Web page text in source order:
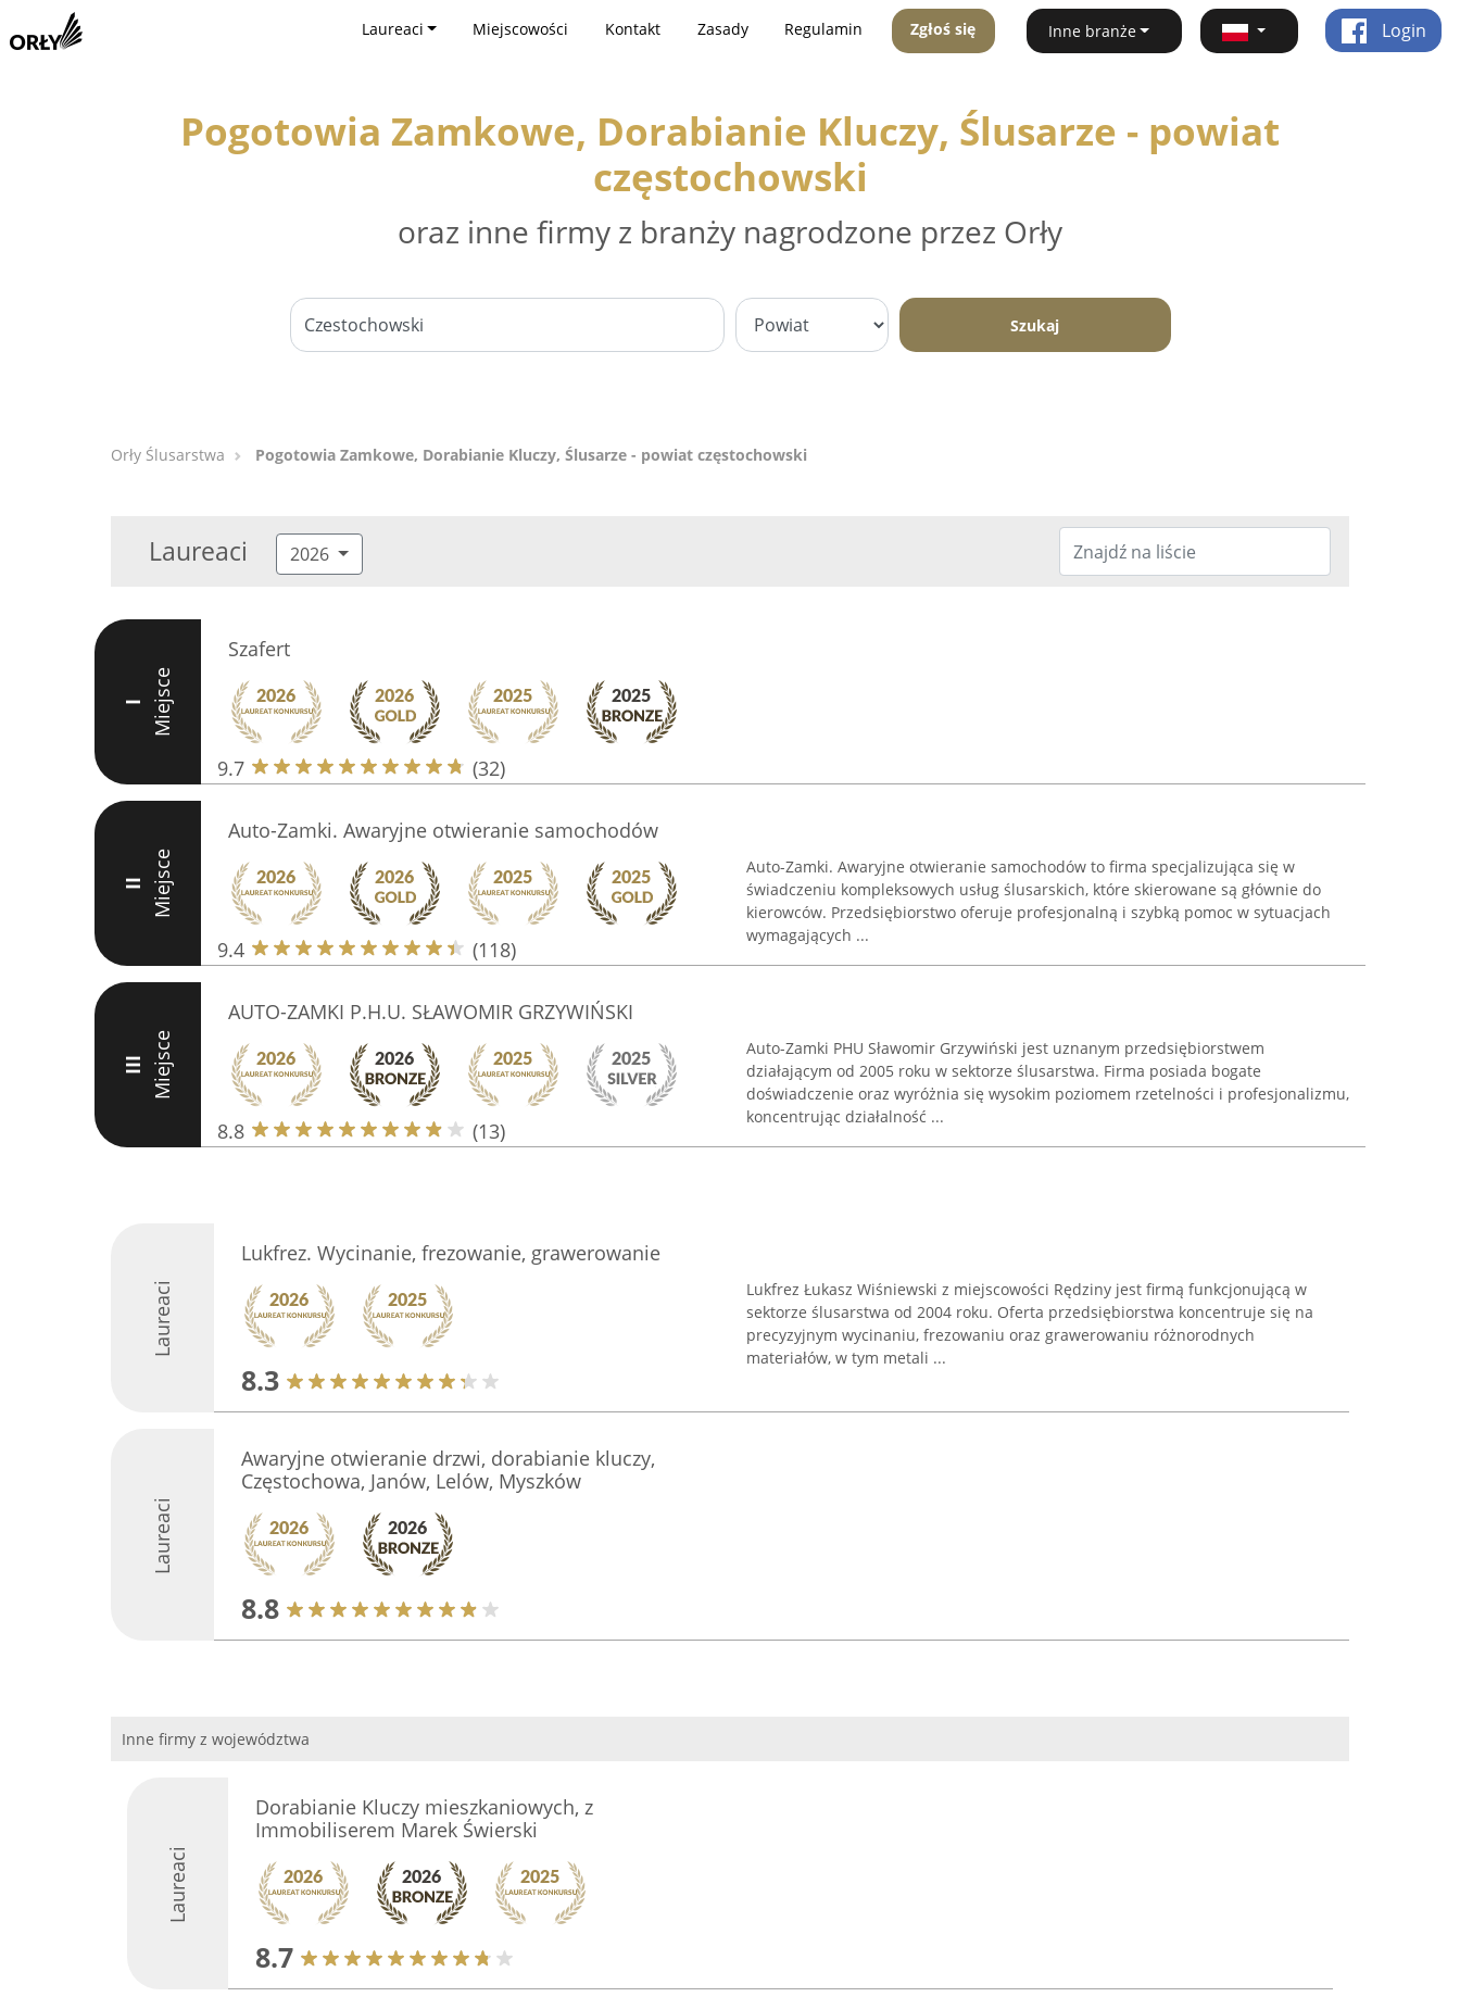
Laureaci Miejscowości Kontakt Zasady Regulamin Zgłoś się Inne branże Login
Pogotowia Zamkowe, Dorabianie Kluczy, Ślusarze - powiat
częstochowski
oraz inne firmy z branży nagrodzone przez Orły
Szukaj
Orły Ślusarstwa Pogotowia Zamkowe, Dorabianie Kluczy, Ślusarze - powiat częstochowski
Laureaci 2026
I Miejsce
Szafert
9.7 (32)
II Miejsce
Auto-Zamki. Awaryjne otwieranie samochodów
9.4 (118)
Auto-Zamki. Awaryjne otwieranie samochodów to firma specjalizująca się w
świadczeniu kompleksowych usług ślusarskich, które skierowane są głównie do
kierowców. Przedsiębiorstwo oferuje profesjonalną i szybką pomoc w sytuacjach
wymagających ...
III Miejsce
AUTO-ZAMKI P.H.U. SŁAWOMIR GRZYWIŃSKI
8.8 (13)
Auto-Zamki PHU Sławomir Grzywiński jest uznanym przedsiębiorstwem
działającym od 2005 roku w sektorze ślusarstwa. Firma posiada bogate
doświadczenie oraz wyróżnia się wysokim poziomem rzetelności i profesjonalizmu,
koncentrując działalność ...
Laureaci
Lukfrez. Wycinanie, frezowanie, grawerowanie
8.3
Lukfrez Łukasz Wiśniewski z miejscowości Rędziny jest firmą funkcjonującą w
sektorze ślusarstwa od 2004 roku. Oferta przedsiębiorstwa koncentruje się na
precyzyjnym wycinaniu, frezowaniu oraz grawerowaniu różnorodnych
materiałów, w tym metali ...
Laureaci
Awaryjne otwieranie drzwi, dorabianie kluczy,
Częstochowa, Janów, Lelów, Myszków
8.8
Inne firmy z województwa
Laureaci
Dorabianie Kluczy mieszkaniowych, z
Immobiliserem Marek Świerski
8.7